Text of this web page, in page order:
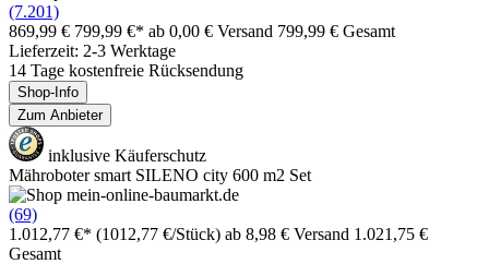
(7.201)
869,99 € 799,99 €* ab 0,00 € Versand 799,99 € Gesamt
Lieferzeit: 2-3 Werktage
14 Tage kostenfreie Rücksendung
Shop-Info
Zum Anbieter
inklusive Käuferschutz
Mähroboter smart SILENO city 600 m2 Set
(69)
1.012,77 €* (1012,77 €/Stück) ab 8,98 € Versand 1.021,75 €
Gesamt